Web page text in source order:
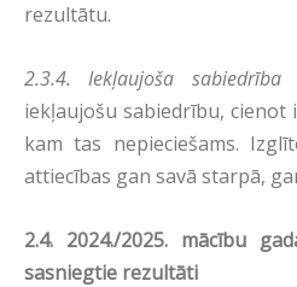
rezultātu.
2.3.4. Iekļaujoša sabiedrība
iekļaujošu sabiedrību,
kam tas nepieciešams.
attiecības gan savā starpā,
2.4. 2024./2025. mācību
sasniegtie rezultāti